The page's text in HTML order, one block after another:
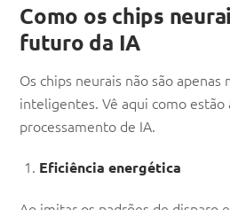
Como os chips
futuro da IA
Os chips neurais não são apenas
inteligentes. Vê aqui como
processamento de IA.
Eficiência energética